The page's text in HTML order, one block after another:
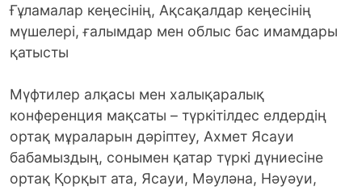
Ғұламалар кеңесінің, Ақсақалдар кеңесінің
мүшелері, ғалымдар мен облыс бас имамдары
қатысты
Мүфтилер алқасы мен халықаралық
конференция мақсаты – түркітілдес елдердің
ортақ мұраларын дәріптеу, Ахмет Ясауи
бабамыздың, сонымен қатар түркі дүниесіне
ортақ Қорқыт ата, Ясауи, Мәуләна, Нәуәуи,